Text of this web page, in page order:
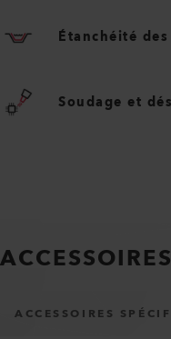
Étanchéité
Soudage et
ACCESSOIRES
ACCESSOIRES